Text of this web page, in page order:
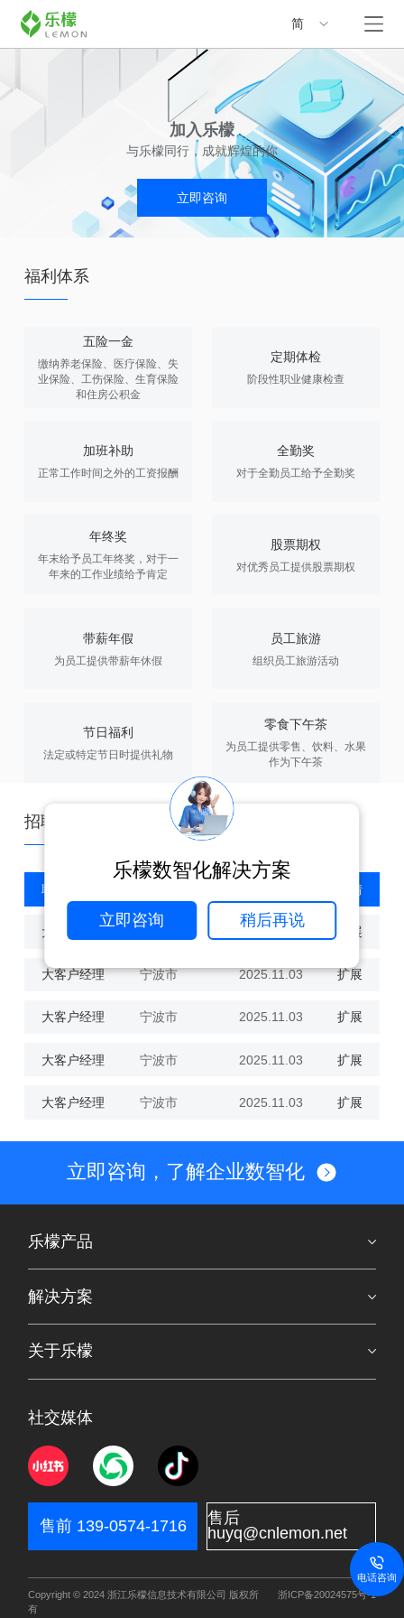
简
加入乐檬
与乐檬同行，成就辉煌的你
立即咨询
福利体系
五险一金
缴纳养老保险、医疗保险、失
业保险、工伤保险、生育保险
和住房公积金
定期体检
阶段性职业健康检查
加班补助
正常工作时间之外的工资报酬
全勤奖
对于全勤员工给予全勤奖
年终奖
年末给予员工年终奖，对于一
年来的工作业绩给予肯定
股票期权
对优秀员工提供股票期权
带薪年假
为员工提供带薪年休假
员工旅游
组织员工旅游活动
节日福利
法定或特定节日时提供礼物
零食下午茶
为员工提供零售、饮料、水果
作为下午茶
招聘需求
职位名称 详情
大客户经理2 宁波市 2025.11.03 扩展
大客户经理 宁波市 2025.11.03 扩展
大客户经理 宁波市 2025.11.03 扩展
大客户经理 宁波市 2025.11.03 扩展
大客户经理 宁波市 2025.11.03 扩展
立即咨询，了解企业数智化
乐檬数智化解决方案
立即咨询 稍后再说
电话咨询
乐檬产品
解决方案
关于乐檬
社交媒体
售前 139-0574-1716
售后
huyq@cnlemon.net
Copyright © 2024 浙江乐檬信息技术有限公司 版权所
有
浙ICP备20024575号-1